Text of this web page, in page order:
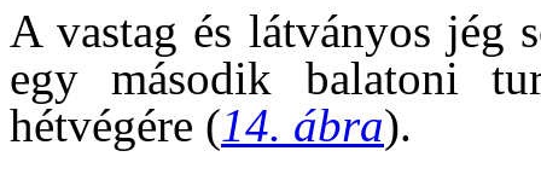
A vastag és látványos jég
egy második balatoni
hétvégére (14. ábra).